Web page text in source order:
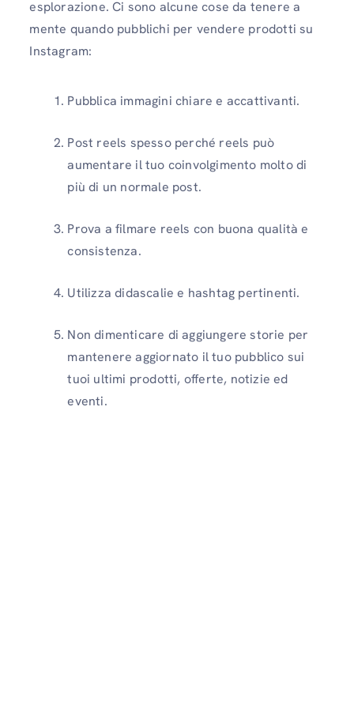
esplorazione. Ci sono alcune cose da tenere a
mente quando pubblichi per vendere prodotti su
Instagram:
Pubblica immagini chiare e accattivanti.
Post reels spesso perché reels può
aumentare il tuo coinvolgimento molto di
più di un normale post.
Prova a filmare reels con buona qualità e
consistenza.
Utilizza didascalie e hashtag pertinenti.
Non dimenticare di aggiungere storie per
mantenere aggiornato il tuo pubblico sui
tuoi ultimi prodotti, offerte, notizie ed
eventi.